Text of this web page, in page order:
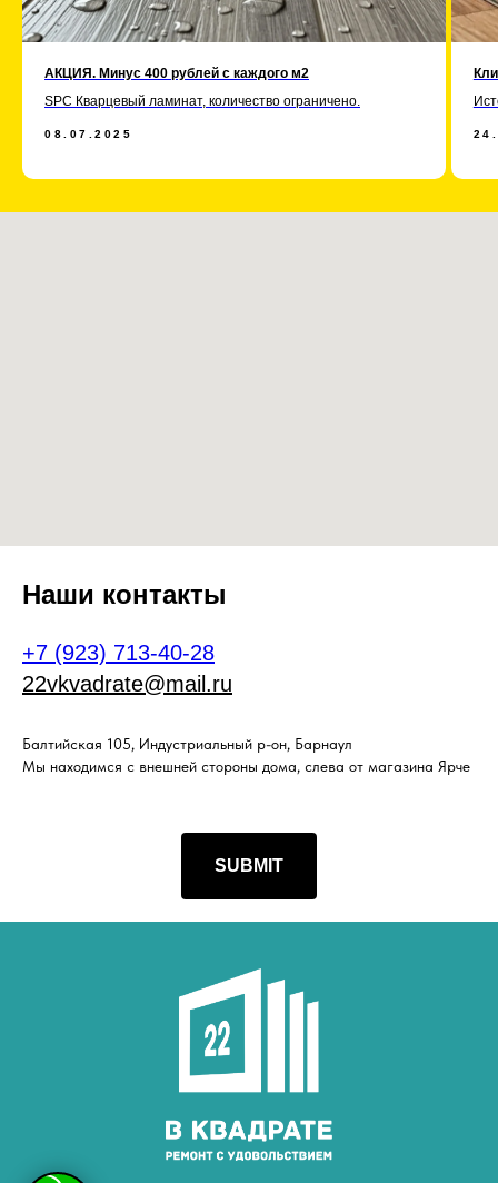
АКЦИЯ. Минус 400 рублей с каждого м2
SPC Кварцевый ламинат, количество ограничено.
08.07.2025
Наши контакты
+7 (923) 713-40-28
22vkvadrate@mail.ru
Балтийская 105, Индустриальный р-он, Барнаул
Мы находимся с внешней стороны дома, слева от магазина Ярче
SUBMIT